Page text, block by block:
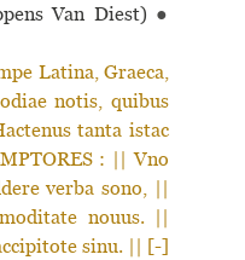
Van Diest) ●
Latina, Graeca,
notis, quibus
tanta istac
: || Vno
verba sono, ||
nouus. ||
sinu. || [-]